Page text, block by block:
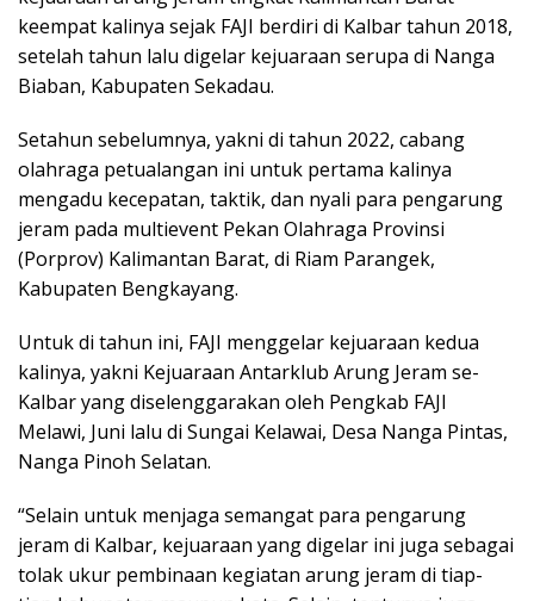
keempat kalinya sejak FAJI berdiri di Kalbar tahun 2018,
setelah tahun lalu digelar kejuaraan serupa di Nanga
Biaban, Kabupaten Sekadau.
Setahun sebelumnya, yakni di tahun 2022, cabang
olahraga petualangan ini untuk pertama kalinya
mengadu kecepatan, taktik, dan nyali para pengarung
jeram pada multievent Pekan Olahraga Provinsi
(Porprov) Kalimantan Barat, di Riam Parangek,
Kabupaten Bengkayang.
Untuk di tahun ini, FAJI menggelar kejuaraan kedua
kalinya, yakni Kejuaraan Antarklub Arung Jeram se-
Kalbar yang diselenggarakan oleh Pengkab FAJI
Melawi, Juni lalu di Sungai Kelawai, Desa Nanga Pintas,
Nanga Pinoh Selatan.
“Selain untuk menjaga semangat para pengarung
jeram di Kalbar, kejuaraan yang digelar ini juga sebagai
tolak ukur pembinaan kegiatan arung jeram di tiap-